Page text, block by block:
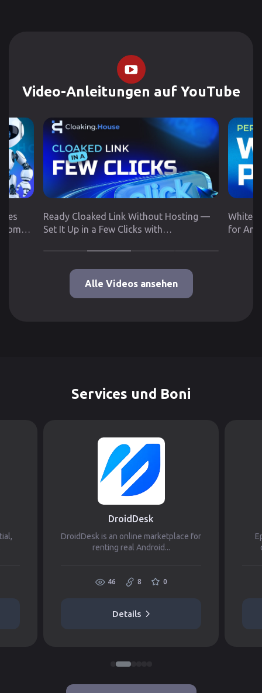
Video-Anleitungen auf YouTube
Ready Cloaked Link Without Hosting —
Set It Up in a Few Clicks with
White
for Any
Alle Videos ansehen
Services und Boni
DroidDesk
DroidDesk is an online marketplace for
renting real Android...
46 8 0
Details